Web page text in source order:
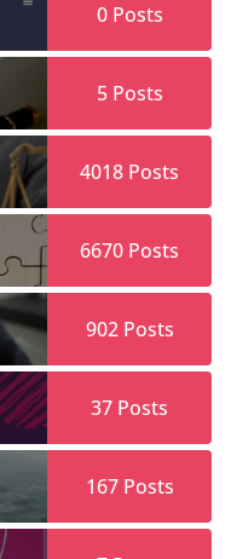
0Posts
5Posts
4018 Posts
6670 Posts
902Posts
37 Posts
167Posts